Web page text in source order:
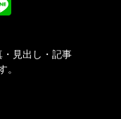
見出し・記事
。